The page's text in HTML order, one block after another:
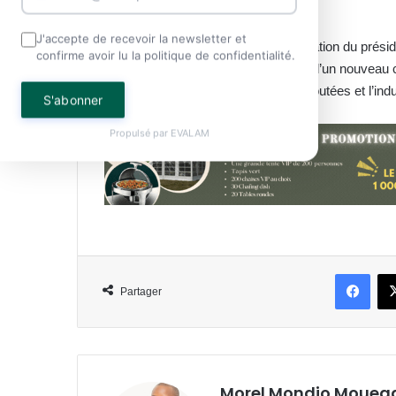
Pour rappel, ce déplacement à l’invitation du
l’État gabonais présentera sa vision d’un
orienté vers la création de valeurs ajoutées et
Partager
J'accepte de recevoir la newsletter et
confirme avoir lu la politique de confidentialité.
S'abonner
Propulsé par EVALAM